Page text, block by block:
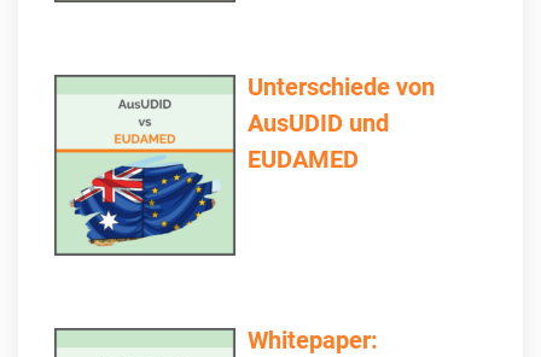
Unterschiede von
AusUDID und
EUDAMED
Whitepaper: